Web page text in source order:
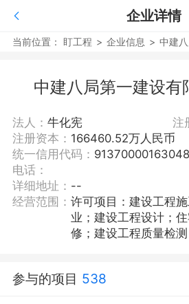
企业详情
当前位置： 盯工程 > 企业信息 > 中建
中建八局第一建设有
法人： 牛化宪 注
注册资本： 166460.52万人民币
统一信用代码：
电话：
详细地址： --
经营范围： 许可项目：建设工程
业；建设工程设计；
修；建设工程质量检
经营；预应力混凝土
参与的项目 538